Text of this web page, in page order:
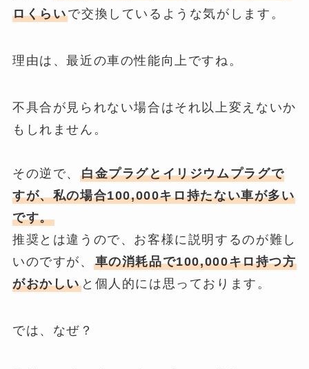
ロくらいで交換しているような気がします。
理由は、最近の車の性能向上ですね。
不具合が見られない場合はそれ以上変えないか
もしれません。
その逆で、 白金プラグとイリジウムプラグで
すが、私の場合100,000キロ持たない車が多い
です。
推奨とは違うので、 お客様に説明するのが難し
いのですが、 車の消耗品で100,000キロ持つ方
がおかしいと個人的には思っております。
では、なぜ？